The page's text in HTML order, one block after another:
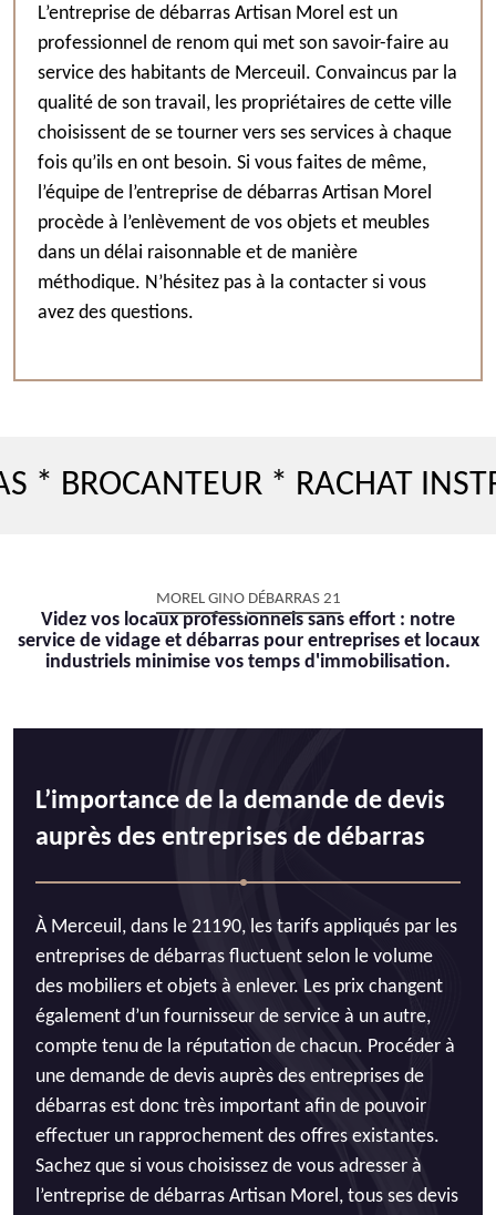
L’entreprise de débarras Artisan Morel est un
professionnel de renom qui met son savoir-faire au
service des habitants de Merceuil. Convaincus par la
qualité de son travail, les propriétaires de cette ville
choisissent de se tourner vers ses services à chaque
fois qu’ils en ont besoin. Si vous faites de même,
l’équipe de l’entreprise de débarras Artisan Morel
procède à l’enlèvement de vos objets et meubles
dans un délai raisonnable et de manière
méthodique. N’hésitez pas à la contacter si vous
avez des questions.
* RACHAT
MOREL GINO DÉBARRAS 21
Videz vos locaux professionnels sans effort : notre
service de vidage et débarras pour entreprises et locaux
industriels minimise vos temps d'immobilisation.
L’importance de la demande de devis
auprès des entreprises de débarras
À Merceuil, dans le 21190, les tarifs appliqués par les
entreprises de débarras fluctuent selon le volume
des mobiliers et objets à enlever. Les prix changent
également d’un fournisseur de service à un autre,
compte tenu de la réputation de chacun. Procéder à
une demande de devis auprès des entreprises de
débarras est donc très important afin de pouvoir
effectuer un rapprochement des offres existantes.
Sachez que si vous choisissez de vous adresser à
l’entreprise de débarras Artisan Morel, tous ses devis